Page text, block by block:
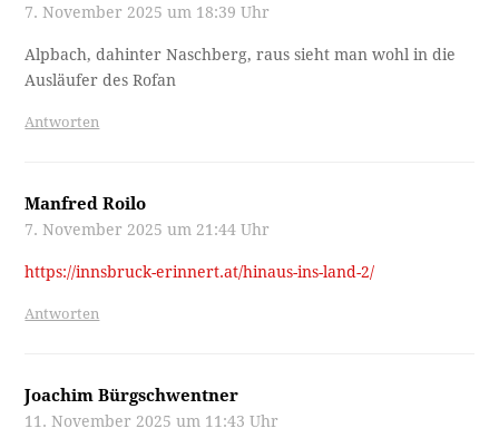
7. November 2025 um 18:39 Uhr
Alpbach, dahinter Naschberg, raus sieht man wohl in die
Ausläufer des Rofan
Antworten
Manfred Roilo
7. November 2025 um 21:44 Uhr
https://innsbruck-erinnert.at/hinaus-ins-land-2/
Antworten
Joachim Bürgschwentner
11. November 2025 um 11:43 Uhr